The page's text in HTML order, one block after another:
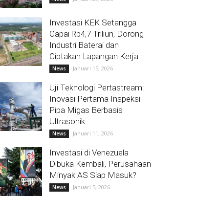
Investasi KEK Setangga
Capai Rp4,7 Triliun, Dorong
Industri Baterai dan
Ciptakan Lapangan Kerja
News Januari 15, 2026
Uji Teknologi Pertastream:
Inovasi Pertama Inspeksi
Pipa Migas Berbasis
Ultrasonik
News Januari 11, 2026
Investasi di Venezuela
Dibuka Kembali, Perusahaan
Minyak AS Siap Masuk?
News Januari 5, 2026